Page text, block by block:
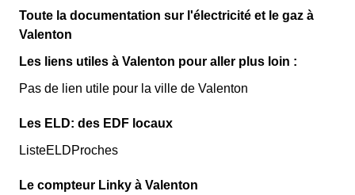
Toute la documentation sur l'électricité et le gaz à
Valenton
Les liens utiles à Valenton pour aller plus loin :
Pas de lien utile pour la ville de Valenton
Les ELD: des EDF locaux
ListeELDProches
Le compteur Linky à Valenton